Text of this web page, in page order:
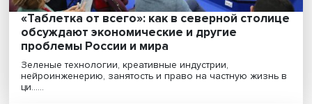
«Таблетка от всего»: как в северной
обсуждают экономические и другие
проблемы России и мира